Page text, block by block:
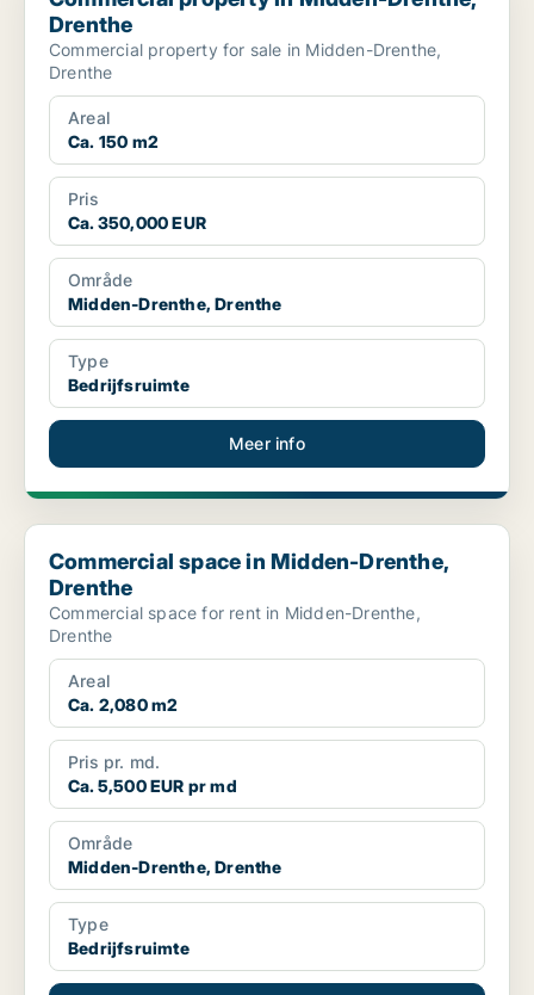
Drenthe
Commercial property for sale in Midden-Drenthe,
Drenthe
Areal
Ca. 150 m2
Pris
Ca. 350,000 EUR
Område
Midden-Drenthe, Drenthe
Type
Bedrijfsruimte
Meer info
Commercial space in Midden-Drenthe, Drenthe
Commercial space in Midden-Drenthe,
Drenthe
Commercial space for rent in Midden-Drenthe,
Drenthe
Areal
Ca. 2,080 m2
Pris pr. md.
Ca. 5,500 EUR pr md
Område
Midden-Drenthe, Drenthe
Type
Bedrijfsruimte